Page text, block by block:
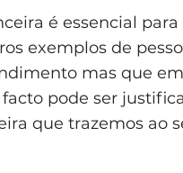
é essencial
exemplos de
mas que
pode ser
que trazemos ao